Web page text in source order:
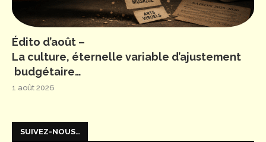
Édito d’août –
La culture, éternelle variable d’ajustement
budgétaire…
1 août 2026
SUIVEZ-NOUS…